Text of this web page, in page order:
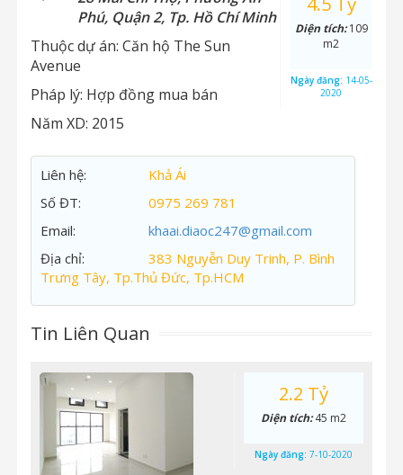
Phú, Quận 2, Tp. Hồ Chí Minh
Thuộc dự án: Căn hộ The Sun
Avenue
Pháp lý: Hợp đồng mua bán
Năm XD: 2015
Diện tích:109
m2
Ngày đăng: 14-05-
2020
Liên hệ:
Khả Ái
Số ĐT:
0975 269 781
Email:
khaai.diaoc247@gmail.com
Địa chỉ:
383 Nguyễn Duy Trinh, P. Bình
Trưng Tây, Tp.Thủ Đức, Tp.HCM
Tin Liên Quan
2.2 Tỷ
Diện tích:45 m2
Ngày đăng: 7-10-2020